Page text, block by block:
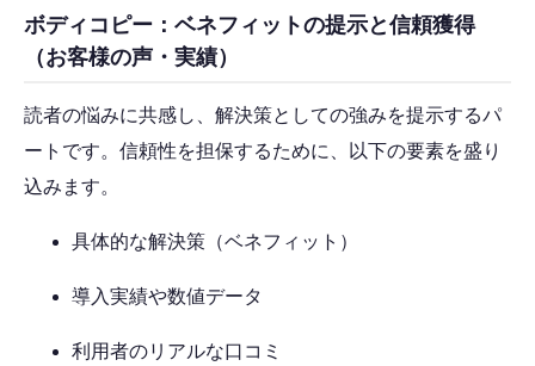
ボディコピー：ベネフィットの提示と信頼獲得
（お客様の声・実績）
読者の悩みに共感し、解決策としての強みを提示するパ
ートです。信頼性を担保するために、以下の要素を盛り
込みます。
具体的な解決策（ベネフィット）
導入実績や数値データ
利用者のリアルな口コミ